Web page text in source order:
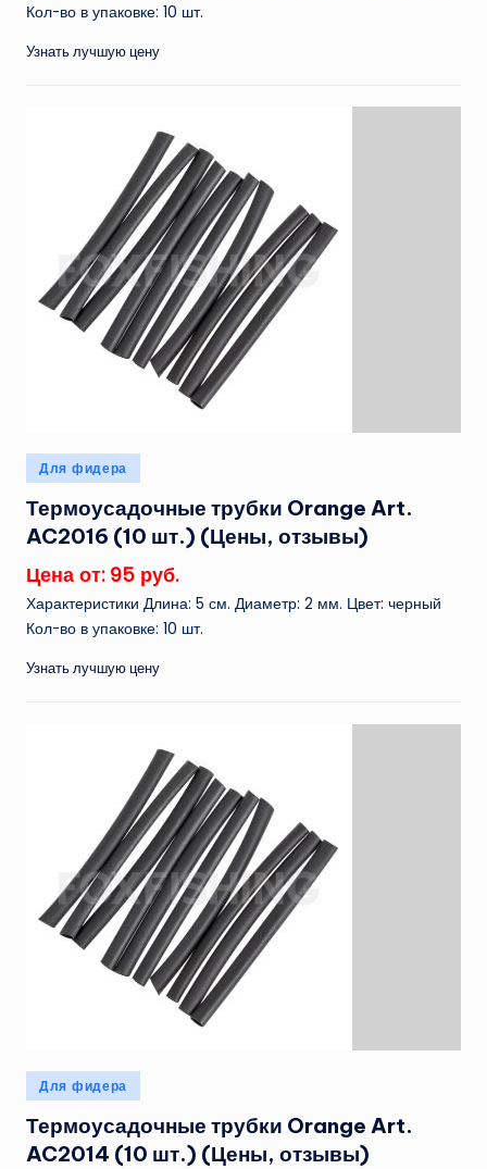
Кол-во в упаковке: 10 шт.
Узнать лучшую цену
Опубликовано
в
Для фидера
Термоусадочные трубки Orange Art.
AC2016 (10 шт.) (Цены, отзывы)
Цена от: 95 руб.
Характеристики Длина: 5 см. Диаметр: 2 мм. Цвет: черный
Кол-во в упаковке: 10 шт.
Узнать лучшую цену
Опубликовано
в
Для фидера
Термоусадочные трубки Orange Art.
AC2014 (10 шт.) (Цены, отзывы)